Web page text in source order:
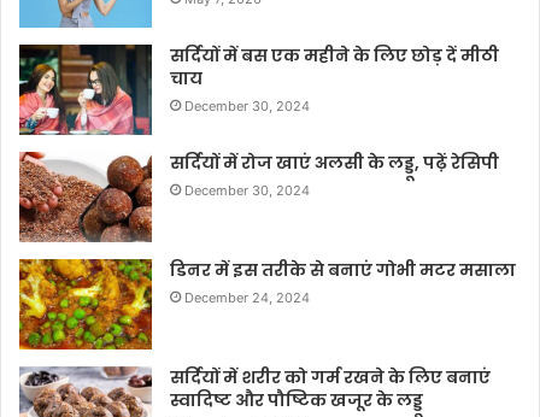
सर्दियों में बस एक महीने के लिए छोड़ दें मीठी
चाय
December 30, 2024
सर्दियों में रोज खाएं अलसी के लड्डू, पढ़ें रेसिपी
December 30, 2024
डिनर में इस तरीके से बनाएं गोभी मटर मसाला
December 24, 2024
सर्दियों में शरीर को गर्म रखने के लिए बनाएं
स्वादिष्ट और पौष्टिक खजूर के लड्डू